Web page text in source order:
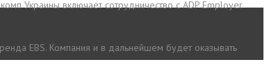
Украины включает сотрудничество с ADP Employer
EBS. Компания и в дальнейшем будет оказывать